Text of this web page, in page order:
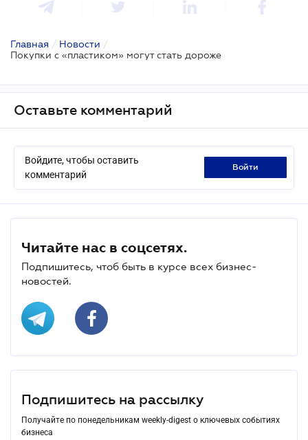
Главная / Новости /
Покупки с «пластиком» могут стать дороже
Оставьте комментарий
Войдите, чтобы оставить
комментарий
войти
Читайте нас в соцсетях.
Подпишитесь, чтоб быть в курсе всех бизнес-
новостей.
Подпишитесь на рассылку
Получайте по понедельникам weekly-digest о ключевых событиях
бизнеса